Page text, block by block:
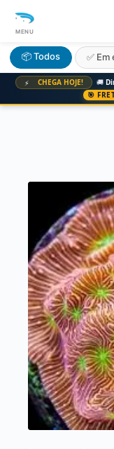
⚡ CHEGA HOJE! 🚚
🎯
MENU
📦 Todos ✅